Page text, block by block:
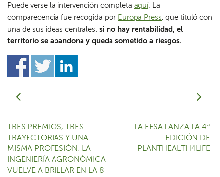
Puede verse la intervención completa aquí. La
comparecencia fue recogida por Europa Press, que tituló con
una de sus ideas centrales: si no hay rentabilidad, el
territorio se abandona y queda sometido a riesgos.
TRES PREMIOS, TRES
TRAYECTORIAS Y UNA
MISMA PROFESIÓN: LA
INGENIERÍA AGRONÓMICA
VUELVE A BRILLAR EN LA 8
LA EFSA LANZA LA 4ª
EDICIÓN DE
PLANTHEALTH4LIFE